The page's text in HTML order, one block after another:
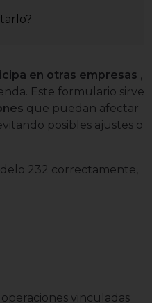
en otras empresas ,
Este formulario sirve
que puedan afectar
posibles ajustes o
232 correctamente,
vinculadas